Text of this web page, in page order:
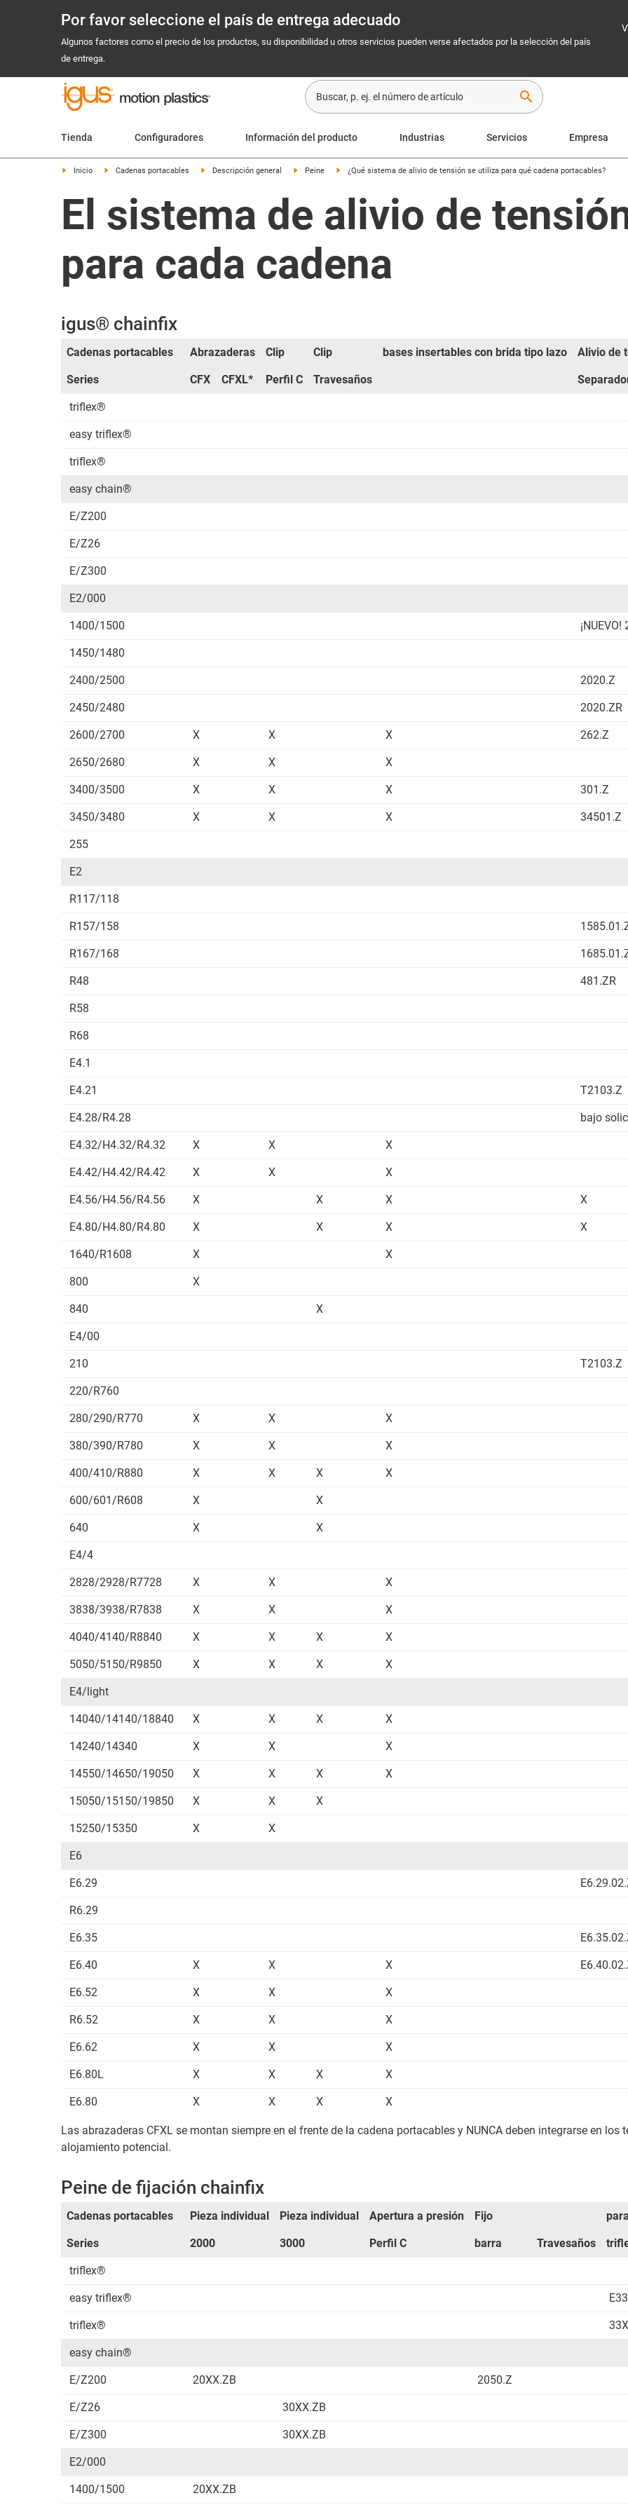
Por favor seleccione el país de entrega adecuado
Algunos factores como el precio de los productos, su disponibilidad u otros servicios pueden verse afectados por la selección del país
de entrega.
search
Tienda Configuradores Información del producto Industrias Servicios Empresa
Inicio Cadenas portacables Descripción general Peine ¿Qué sistema de alivio de tensión se utiliza para qué cadena portacables?
El sistema de alivio de
para cada cadena
igus® chainfix
Cadenas portacables Abrazaderas Clip Clip bases insertables con brida tipo lazo Alivio de
Series CFX CFXL* Perfil C Travesaños
triflex®
easy triflex®
triflex®
easy chain®
E/Z200
E/Z26
E/Z300
E2/000
1400/1500
1450/1480
2400/2500 2020.Z
2450/2480 2020.ZR
2600/2700 X X X 262.Z
2650/2680 X X X
3400/3500 X X X 301.Z
3450/3480 X X X 34501.Z
255
E2
R117/118
R157/158
R167/168
R48 481.ZR
R58
R68
E4.1
E4.21 T2103.Z
E4.28/R4.28 bajo
E4.32/H4.32/R4.32 X X X
E4.42/H4.42/R4.42 X X X
E4.56/H4.56/R4.56 X X X X
E4.80/H4.80/R4.80 X X X X
1640/R1608 X X
800 X
840 X
E4/00
210 T2103.Z
220/R760
280/290/R770 X X X
380/390/R780 X X X
400/410/R880 X X X X
600/601/R608 X X
640 X X
E4/4
2828/2928/R7728 X X X
3838/3938/R7838 X X X
4040/4140/R8840 X X X X
5050/5150/R9850 X X X X
E4/light
14040/14140/18840 X X X X
14240/14340 X X X
14550/14650/19050 X X X X
15050/15150/19850 X X X
15250/15350 X X
E6
E6.29
R6.29
E6.35
E6.40 X X X
E6.52 X X X
R6.52 X X X
E6.62 X X X
E6.80L X X X X
E6.80 X X X X
Las abrazaderas CFXL se montan siempre en el frente de la cadena portacables y NUNCA deben integrarse en
alojamiento potencial.
Peine de fijación chainfix
Cadenas portacables Pieza individual Pieza individual Apertura a presión Fijo
Series 2000 3000 Perfil C barra Travesaños
triflex®
easy triflex®
triflex®
easy chain®
E/Z200 20XX.ZB 2050.Z
E/Z26 30XX.ZB
E/Z300 30XX.ZB
E2/000
1400/1500 20XX.ZB